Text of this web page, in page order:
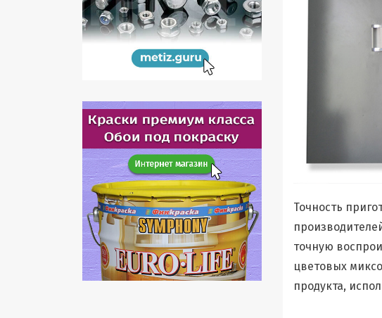
Точность
точную
цветовых
продукта,